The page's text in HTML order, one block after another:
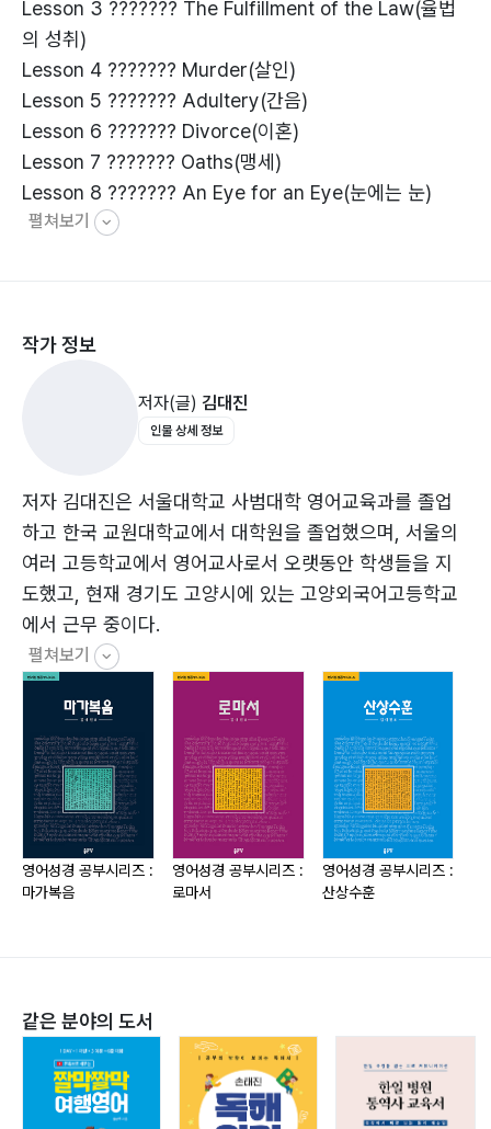
Lesson 3 ??????? The Fulfillment of the Law(율법
의 성취)
Lesson 4 ??????? Murder(살인)
Lesson 5 ??????? Adultery(간음)
Lesson 6 ??????? Divorce(이혼)
Lesson 7 ??????? Oaths(맹세)
Lesson 8 ??????? An Eye for an Eye(눈에는 눈)
Lesson 9 ??????? Love for Enemies(원수를 위한 사
Lesson 12 ??????? Fasting(금식)
Lesson 14 ??????? Do Not Worry(걱정하지 말라)
일)
Lesson 16 ??????? Ask, Seek, Knock(구하라, 찾으
라, 두드리라)
Lesson 17 ??????? The Narrow and Wide Gates(좁
은 문과 넓은 문)
Lesson 18 ??????? A Tree and Its Fruit(나무와 열
매)
Lesson 19 ??????? The Wise and Foolish
Builders(현명하고 어리석은 건축자)
펼쳐보기
작가 정보
저자(글) 김대진
인물 상세 정보
저자 김대진은 서울대학교 사범대학 영어교육과를 졸업
하고 한국 교원대학교에서 대학원을 졸업했으며, 서울의
여러 고등학교에서 영어교사로서 오랫동안 학생들을 지
도했고, 현재 경기도 고양시에 있는 고양외국어고등학교
에서 근무 중이다.
펼쳐보기
영어성경 공부시리즈 :
마가복음
영어성경 공부시리즈 :
로마서
영어성경 공부시리즈 :
산상수훈
같은 분야의 도서